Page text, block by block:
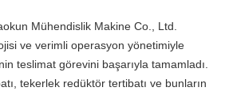
Mühendislik Makine Co., Ltd.
ve verimli operasyon yönetimiyle
teslimat görevini başarıyla tamamladı.
tekerlek redüktör tertibatı ve bunların